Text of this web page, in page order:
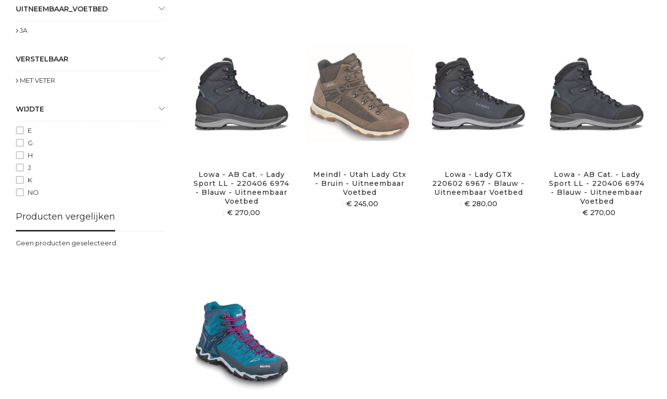
Lowa - AB Cat. - Lady
Sport LL - 220406 6974
- Blauw - Uitneembaar
Voetbed
€ 270,00
Meindl - Utah Lady Gtx
- Bruin - Uitneembaar
Voetbed
€ 245,00
Lowa - Lady GTX
220602 6967 - Blauw -
Uitneembaar Voetbed
€ 280,00
Lowa - AB Cat. - Lady
Sport LL - 220406 6974
- Blauw - Uitneembaar
Voetbed
€ 270,00
UITNEEMBAAR_VOETBED
JA
VERSTELBAAR
MET VETER
WIJDTE
E
G
H
J
K
NO
Producten vergelijken
Geen producten geselecteerd.